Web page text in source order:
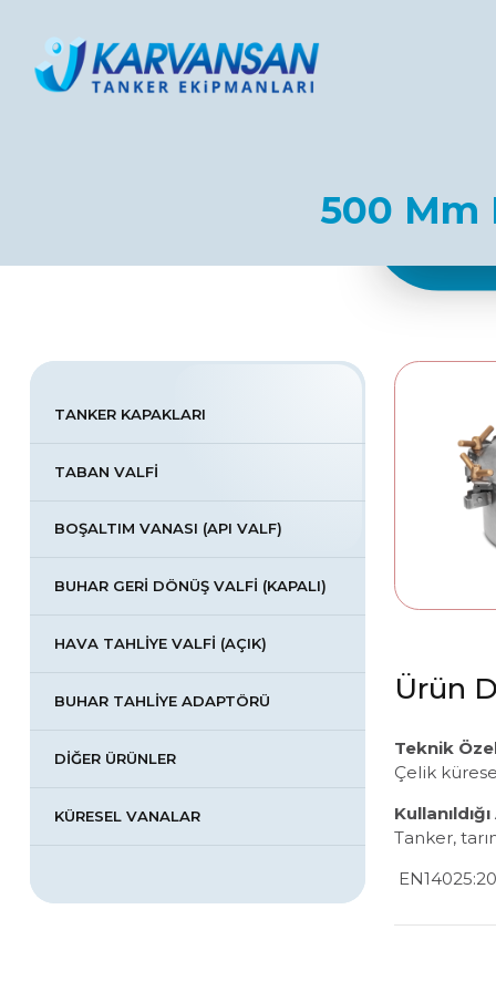
Karvansan Tanker Ekipmanları
500 Mm
Ürün
Teknik
Çelik
Tanker,
TANKER KAPAKLARI
TABAN VALFİ
BOŞALTIM VANASI (API VALF)
BUHAR GERİ DÖNÜŞ VALFİ (KAPALI)
HAVA TAHLİYE VALFİ (AÇIK)
BUHAR TAHLİYE ADAPTÖRÜ
DİĞER ÜRÜNLER
KÜRESEL VANALAR